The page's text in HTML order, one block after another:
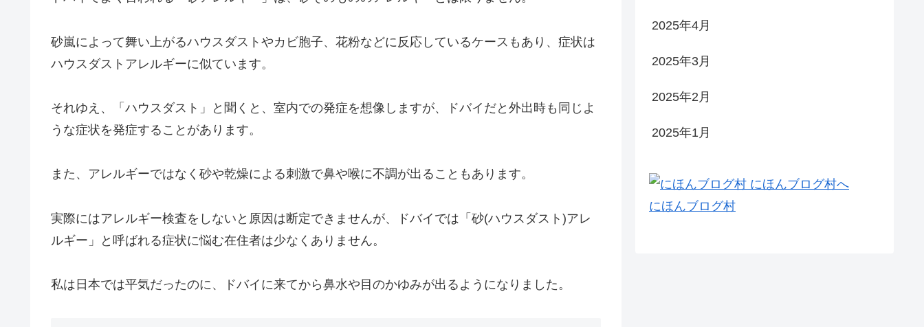
砂嵐によって舞い上がるハウスダストやカビ胞子、花粉などに反応しているケースもあり、症状は
ハウスダストアレルギーに似ています。
それゆえ、「ハウスダスト」と聞くと、室内での発症を想像しますが、ドバイだと外出時も同じよ
うな症状を発症することがあります。
また、アレルギーではなく砂や乾燥による刺激で鼻や喉に不調が出ることもあります。
実際にはアレルギー検査をしないと原因は断定できませんが、ドバイでは「砂(ハウスダスト)アレ
ルギー」と呼ばれる症状に悩む在住者は少なくありません。
私は日本では平気だったのに、ドバイに来てから鼻水や目のかゆみが出るようになりました。
2025年4月
2025年3月
2025年2月
2025年1月
にほんブログ村